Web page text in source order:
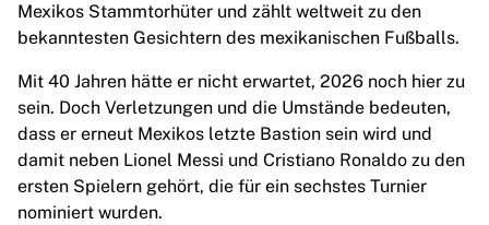
Mexikos Stammtorhüter und zählt weltweit zu den
bekanntesten Gesichtern des mexikanischen Fußballs.
Mit 40 Jahren hätte er nicht erwartet, 2026 noch hier zu
sein. Doch Verletzungen und die Umstände bedeuten,
dass er erneut Mexikos letzte Bastion sein wird und
damit neben Lionel Messi und Cristiano Ronaldo zu den
ersten Spielern gehört, die für ein sechstes Turnier
nominiert wurden.